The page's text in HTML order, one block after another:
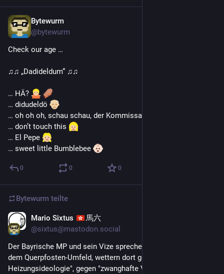
Bytewurm
@bytewurm
Check our age …
♫♫ „Dadideldum“ ♫♫
… HÄ?
… didudeldö
… oh oh oh, schau schau, der Kommissar geht um
… don’t touch this
… El Pepe
… sweet little Bumblebee
0 0 0
Bytewurm teilte
Mario Sixtus
馬六
@sixtus@mastodon.social
Der Bayrische MP und sein Vize sprechen auf einer Demo aus
dem Querpfosten-Umfeld, wettern dort gegen "die
Heizungsideologie", gegen "zwanghafte Veganisierung" und